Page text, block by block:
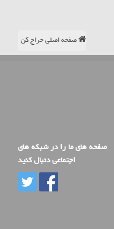
صفحه اصلی حراج کن
صفحه های ما را در شبکه های
اجتماعی دنبال کنید